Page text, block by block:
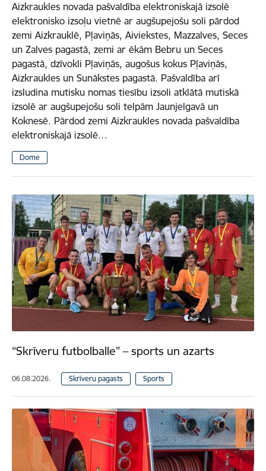
Aizkraukles novada pašvaldība elektroniskajā izsolē
elektronisko izsoļu vietnē ar augšupejošu soli pārdod
zemi Aizkrauklē, Pļaviņās, Aiviekstes, Mazzalves, Seces
un Zalves pagastā, zemi ar ēkām Bebru un Seces
pagastā, dzīvokli Pļaviņās, augošus kokus Pļaviņās,
Aizkraukles un Sunākstes pagastā. Pašvaldība arī
izsludina mutisku nomas tiesību izsoli atklātā mutiskā
izsolē ar augšupejošu soli telpām Jaunjelgavā un
Koknesē. Pārdod zemi Aizkraukles novada pašvaldība
elektroniskajā izsolē…
Dome
“Skrīveru futbolballe” – sports un azarts
06.08.2026. Skrīveru pagasts Sports